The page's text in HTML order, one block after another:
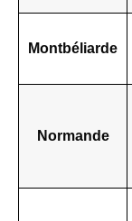
Montbéliarde
Normande